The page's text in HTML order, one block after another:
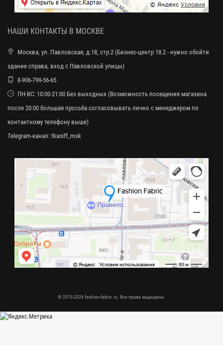
НАШИ КОНТАКТЫ В МОСКВЕ
Москва, ул. Павловская, д.18, стр.2 (Бизнес-центр 18.2 - нужно обойти
здание справа, вход с Павловской улицы)
8-906-799-56-65
ПН-ВС: 10:00-21:00 Без выходных (Возможность посещения магазина
после 20:00 большая просьба согласовывать лично с менеджером по
контактному телефону выше)
Telegram-канал: tkaniff_msk
© 2013-2026 fashion-fabric.ru. Все права защищены.